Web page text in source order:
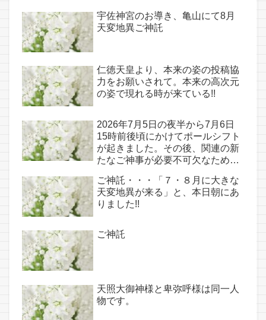
宇佐神宮のお導き、亀山にて8月
天変地異ご神託
仁徳天皇より、本来の姿の投稿協
力をお願いされて。本来の高次元
の姿で現れる時が来ている!!
2026年7月5日の夜半から7月6日
15時前後頃にかけてポールシフト
が起きました。その後、関連の新
たなご神事が必要不可欠なため、
点であり古代太陽信仰の中心点で
もある伊弉諾宮、他3ヵ所へのご
神託あり！！
ご神託・・・「７・８月に大きな
天変地異が来る」と、本日朝にあ
りました!!
ご神託
天照大御神様と卑弥呼様は同一人
物です。